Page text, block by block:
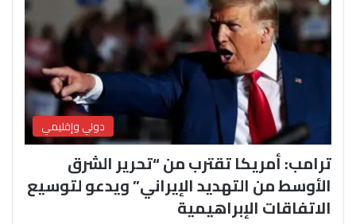
دولي وإقليمي
ترامب: أمريكا تقترب من “تحرير الشرق
الأوسط من التهديد الإيراني” ويدعو لتوسيع
الاتفاقات الإبراهيمية